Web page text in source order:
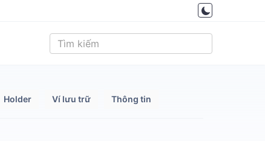
Holder Ví lưu trữ Thông tin